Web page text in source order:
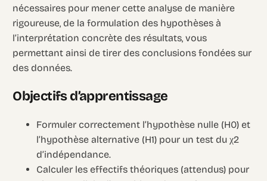
nécessaires pour mener cette analyse de manière
rigoureuse, de la formulation des hypothèses à
l’interprétation concrète des résultats, vous
permettant ainsi de tirer des conclusions fondées sur
des données.
Objectifs d’apprentissage
Formuler correctement l’hypothèse nulle (H0) et
l’hypothèse alternative (H1) pour un test du χ2
d’indépendance.
Calculer les effectifs théoriques (attendus) pour